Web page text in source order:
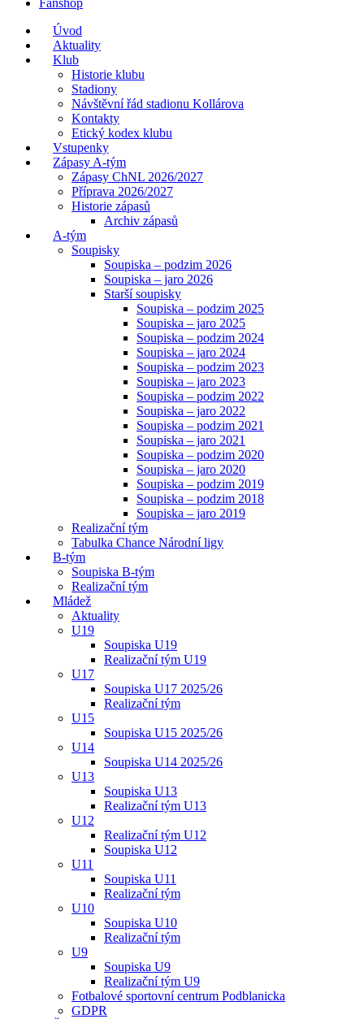
Fanshop
Úvod
Aktuality
Klub
Historie klubu
Stadiony
Návštěvní řád stadionu Kollárova
Kontakty
Etický kodex klubu
Vstupenky
Zápasy A-tým
Zápasy ChNL 2026/2027
Příprava 2026/2027
Historie zápasů
Archiv zápasů
A-tým
Soupisky
Soupiska – podzim 2026
Soupiska – jaro 2026
Starší soupisky
Soupiska – podzim 2025
Soupiska – jaro 2025
Soupiska – podzim 2024
Soupiska – jaro 2024
Soupiska – podzim 2023
Soupiska – jaro 2023
Soupiska – podzim 2022
Soupiska – jaro 2022
Soupiska – podzim 2021
Soupiska – jaro 2021
Soupiska – podzim 2020
Soupiska – jaro 2020
Soupiska – podzim 2019
Soupiska – podzim 2018
Soupiska – jaro 2019
Realizační tým
Tabulka Chance Národní ligy
B-tým
Soupiska B-tým
Realizační tým
Mládež
Aktuality
U19
Soupiska U19
Realizační tým U19
U17
Soupiska U17 2025/26
Realizační tým
U15
Soupiska U15 2025/26
U14
Soupiska U14 2025/26
U13
Soupiska U13
Realizační tým U13
U12
Realizační tým U12
Soupiska U12
U11
Soupiska U11
Realizační tým
U10
Soupiska U10
Realizační tým
U9
Soupiska U9
Realizační tým U9
Fotbalové sportovní centrum Podblanicka
GDPR